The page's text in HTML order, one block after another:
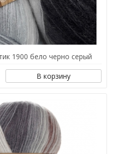
1900 бело черно серый
В корзину